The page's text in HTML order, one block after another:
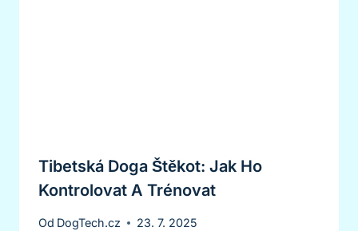
Tibetská Doga Štěkot: Jak Ho
Kontrolovat A Trénovat
Od DogTech.cz 23. 7. 2025